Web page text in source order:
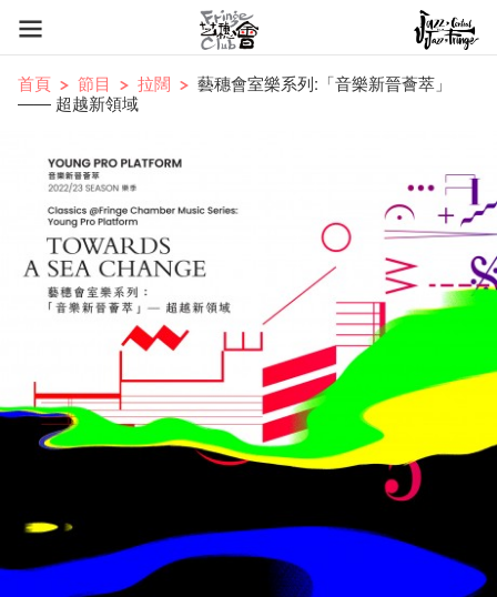
首頁 節目 拉闊
藝穗會室樂系列:「音樂新晉薈萃」
—— 超越新領域